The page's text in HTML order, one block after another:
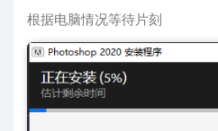
根据电脑情况等待片刻